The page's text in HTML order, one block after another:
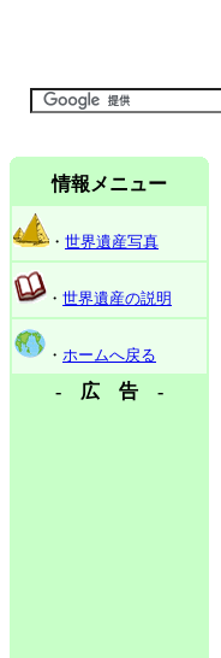
情報メニュー
・ 世界遺産写真
・ 世界遺産の説明
・ ホームへ戻る
- 広 告 -